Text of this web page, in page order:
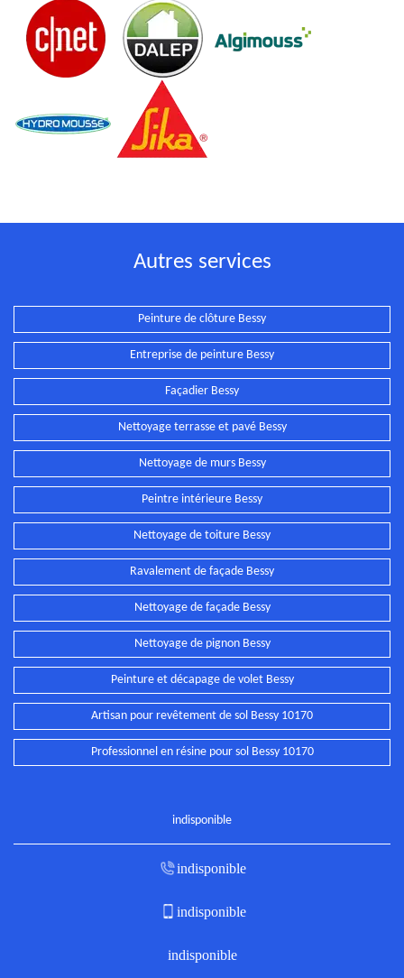
Autres services
Peinture de clôture Bessy
Entreprise de peinture Bessy
Façadier Bessy
Nettoyage terrasse et pavé Bessy
Nettoyage de murs Bessy
Peintre intérieure Bessy
Nettoyage de toiture Bessy
Ravalement de façade Bessy
Nettoyage de façade Bessy
Nettoyage de pignon Bessy
Peinture et décapage de volet Bessy
Artisan pour revêtement de sol Bessy 10170
Professionnel en résine pour sol Bessy 10170
indisponible
indisponible
indisponible
indisponible